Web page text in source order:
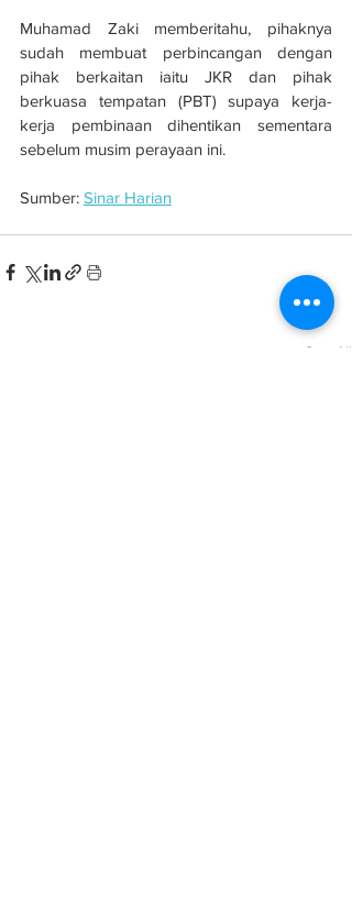
Muhamad Zaki memberitahu, pihaknya
sudah membuat perbincangan dengan
pihak berkaitan iaitu JKR dan pihak
berkuasa tempatan (PBT) supaya kerja-
kerja pembinaan dihentikan sementara
sebelum musim perayaan ini.
Sumber: Sinar Harian
See All